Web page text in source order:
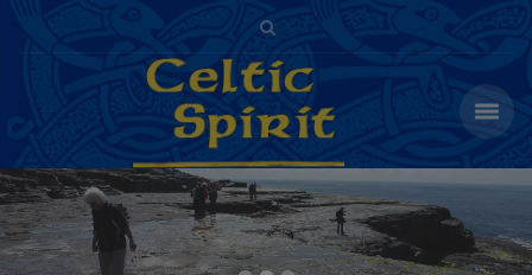
Willkommen bei Celtic Spirit - Bitte wählen Sie unten eine Sprache aus